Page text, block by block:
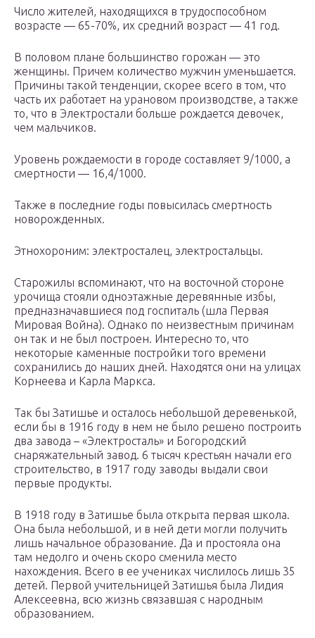
Число жителей, находящихся в трудоспособном
возрасте — 65-70%, их средний возраст — 41 год.
В половом плане большинство горожан — это
женщины. Причем количество мужчин уменьшается.
Причины такой тенденции, скорее всего в том, что
часть их работает на урановом производстве, а также
то, что в Электростали больше рождается девочек,
чем мальчиков.
Уровень рождаемости в городе составляет 9/1000, а
смертности — 16,4/1000.
Также в последние годы повысилась смертность
новорожденных.
Этнохороним: электросталец, электростальцы.
Старожилы вспоминают, что на восточной стороне
урочища стояли одноэтажные деревянные избы,
предназначавшиеся под госпиталь (шла Первая
Мировая Война). Однако по неизвестным причинам
он так и не был построен. Интересно то, что
некоторые каменные постройки того времени
сохранились до наших дней. Находятся они на улицах
Корнеева и Карла Маркса.
Так бы Затишье и осталось небольшой деревенькой,
если бы в 1916 году в нем не было решено построить
два завода – «Электросталь» и Богородский
снаряжательный завод. 6 тысяч крестьян начали его
строительство, в 1917 году заводы выдали свои
первые продукты.
В 1918 году в Затишье была открыта первая школа.
Она была небольшой, и в ней дети могли получить
лишь начальное образование. Да и простояла она
там недолго и очень скоро сменила место
нахождения. Всего в ее учениках числилось лишь 35
детей. Первой учительницей Затишья была Лидия
Алексеевна, всю жизнь связавшая с народным
образованием.